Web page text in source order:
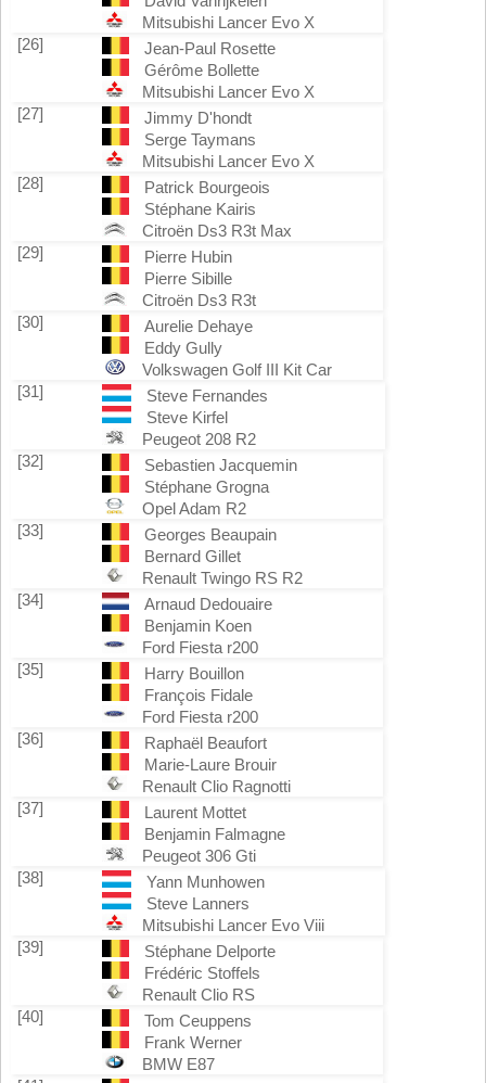
Mitsubishi Lancer Evo X
[26]
Jean-Paul Rosette
Gérôme Bollette
Mitsubishi Lancer Evo X
[27]
Jimmy D'hondt
Serge Taymans
Mitsubishi Lancer Evo X
[28]
Patrick Bourgeois
Stéphane Kairis
Citroën Ds3 R3t Max
[29]
Pierre Hubin
Pierre Sibille
Citroën Ds3 R3t
[30]
Aurelie Dehaye
Eddy Gully
Volkswagen Golf III Kit Car
[31]
Steve Fernandes
Steve Kirfel
Peugeot 208 R2
[32]
Sebastien Jacquemin
Stéphane Grogna
Opel Adam R2
[33]
Georges Beaupain
Bernard Gillet
Renault Twingo RS R2
[34]
Arnaud Dedouaire
Benjamin Koen
Ford Fiesta r200
[35]
Harry Bouillon
François Fidale
Ford Fiesta r200
[36]
Raphaël Beaufort
Marie-Laure Brouir
Renault Clio Ragnotti
[37]
Laurent Mottet
Benjamin Falmagne
Peugeot 306 Gti
[38]
Yann Munhowen
Steve Lanners
Mitsubishi Lancer Evo Viii
[39]
Stéphane Delporte
Frédéric Stoffels
Renault Clio RS
[40]
Tom Ceuppens
Frank Werner
BMW E87